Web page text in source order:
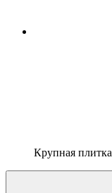
Крупная плитка